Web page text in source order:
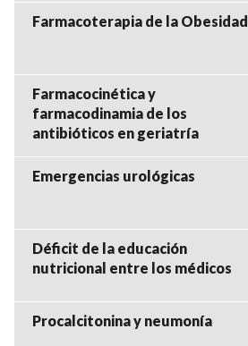
Farmacoterapia de la Obesidad
Farmacocinética y
farmacodinamia de los
antibióticos en geriatría
Emergencias urológicas
Déficit de la educación
nutricional entre los médicos
Procalcitonina y neumonía